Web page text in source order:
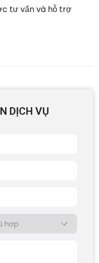
tư vấn và hỗ trợ
DỊCH VỤ